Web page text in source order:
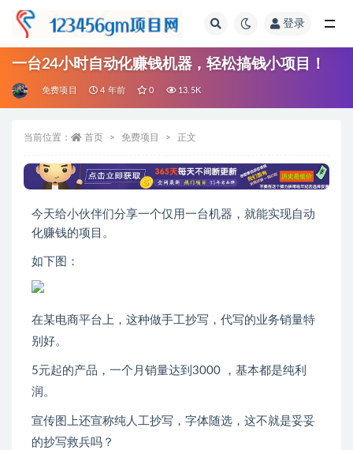
登录
一台24小时自动化赚钱机器，轻松搞钱小项目！
免费项目 4 年前 0 13.5K
当前位置： 首页 免费项目 正文
今天给小伙伴们分享一个仅用一台机器，就能实现自动
化赚钱的项目。
如下图：
在某电商平台上，这种做手工抄写，代写的业务销量特
别好。
5元起的产品，一个月销量达到3000 ，基本都是纯利
润。
宣传图上还宣称纯人工抄写，字体随选，这不就是妥妥
的抄写救兵吗？